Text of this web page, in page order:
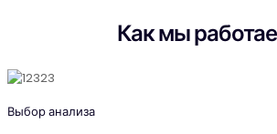
Как мы
Выбор анализа